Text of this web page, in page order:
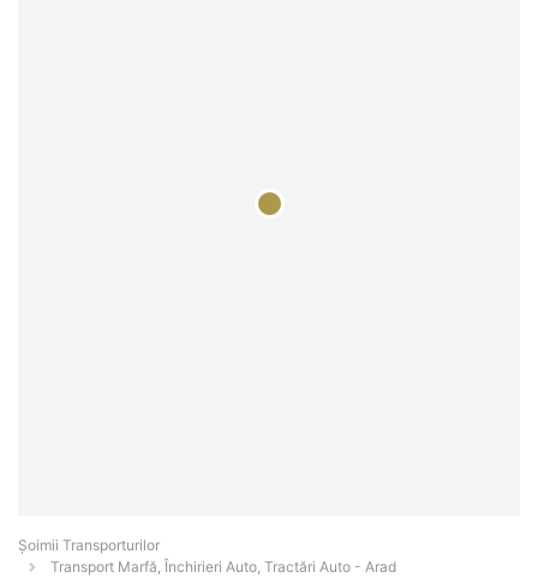
Șoimii Transporturilor
Transport Marfă, Închirieri Auto, Tractări Auto - Arad